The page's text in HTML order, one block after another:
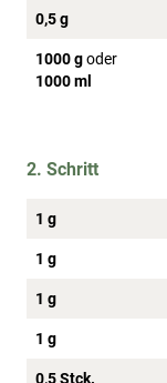
0,5 g
1000 goder
1000 ml
2. Schritt
1 g
1 g
1 g
1 g
0,5 Stck.